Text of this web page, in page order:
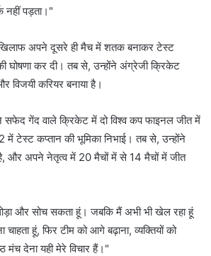
नहीं पड़ता।"
अपने दूसरे ही मैच में शतक बनाकर टेस्ट
कर दी। तब से, उन्होंने अंग्रेजी क्रिकेट
विजयी करियर बनाया है।
सफेद गेंद वाले क्रिकेट में दो विश्व कप फाइनल जीत में
में टेस्ट कप्तान की भूमिका निभाई। तब से, उन्होंने
और अपने नेतृत्व में 20 मैचों में से 14 मैचों में जीत
और सोच सकता हूं। जबकि मैं अभी भी खेल रहा हूं
हूं, फिर टीम को आगे बढ़ाना, व्यक्तियों को
मंच देना यही मेरे विचार हैं।"